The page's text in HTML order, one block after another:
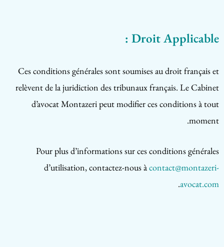
Droit Applicable :
Ces conditions générales sont soumises au droit français et
relèvent de la juridiction des tribunaux français. Le Cabinet
d’avocat Montazeri peut modifier ces conditions à tout
moment.
Pour plus d’informations sur ces conditions générales
d’utilisation, contactez-nous àcontact@montazeri-
avocat.com
.